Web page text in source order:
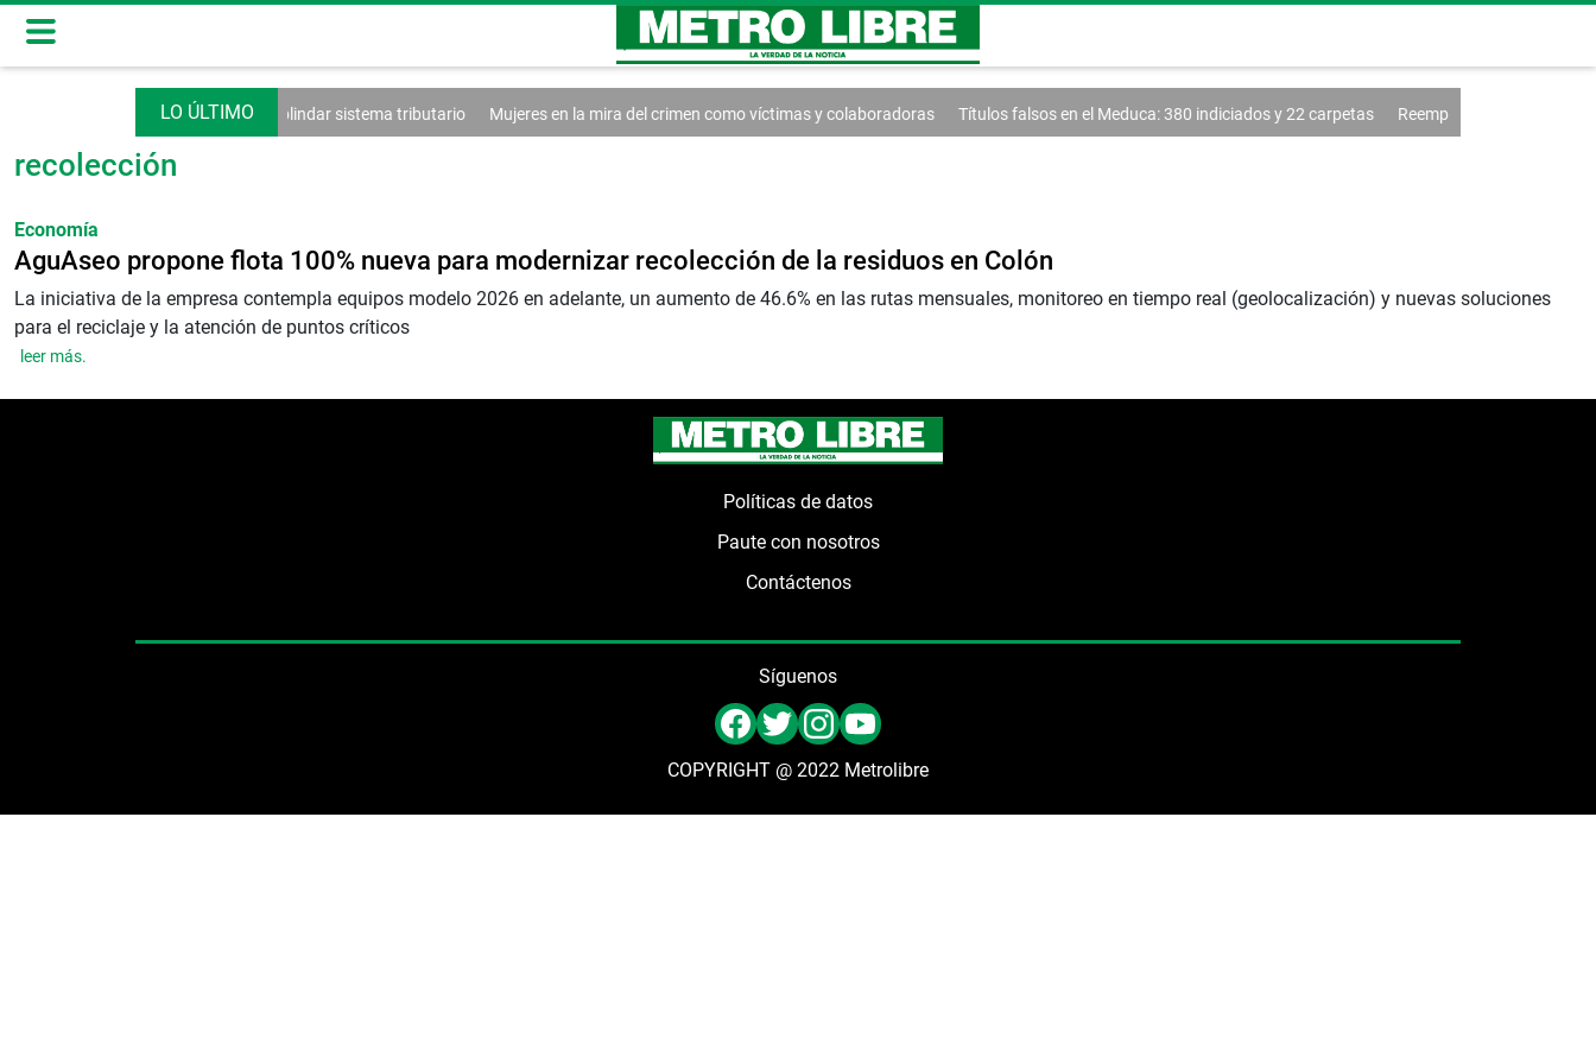
Reemplazarán el e-Tax para blindar sistema tributario Mujeres en la mira del crimen como víctimas y colaboradoras Títulos falsos en el Meduca: 380 indiciados y 22 carpetas Reemplazarán el e-Tax
recolección
Economía
AguAseo propone flota 100% nueva para modernizar recolección de la residuos en Colón
La iniciativa de la empresa contempla equipos modelo 2026 en adelante, un aumento de 46.6% en las rutas mensuales, monitoreo en tiempo real (geolocalización) y nuevas soluciones
para el reciclaje y la atención de puntos críticos
leer más.
Políticas de datos
Paute con nosotros
Contáctenos
Síguenos
COPYRIGHT @ 2022 Metrolibre